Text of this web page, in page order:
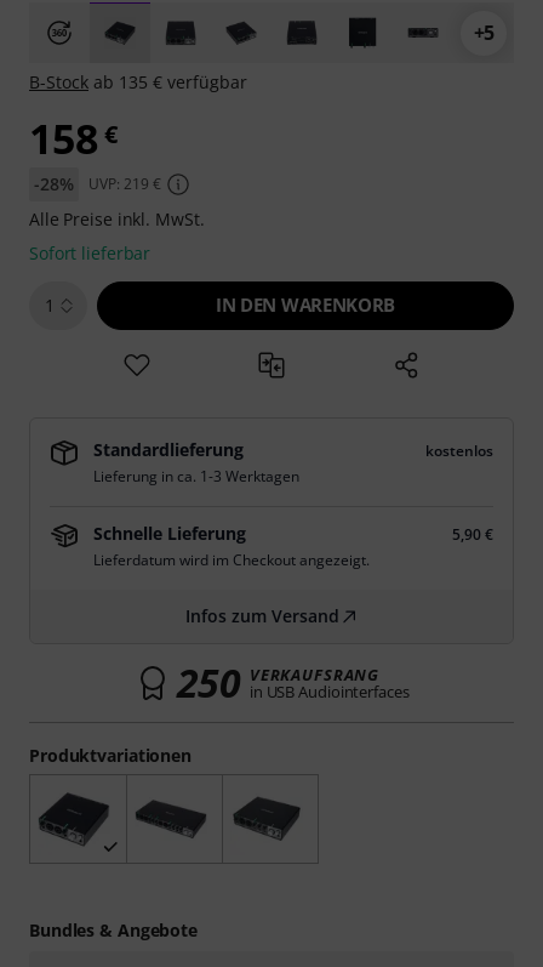
+5
Produktvariationen
B-Stock ab 135 € verfügbar
158 €
-28% UVP: 219 €
Alle Preise inkl. MwSt.
Sofort lieferbar
1 IN DEN WARENKORB
Standardlieferung
kostenlos
Lieferung in ca. 1-3 Werktagen
Schnelle Lieferung
5,90 €
Lieferdatum wird im Checkout angezeigt.
Infos zum Versand
250 VERKAUFSRANG
in USB Audiointerfaces
Bundles & Angebote